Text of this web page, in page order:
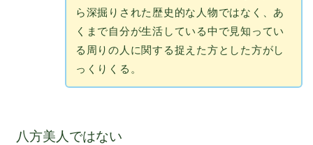
ら深掘りされた歴史的な人物ではなく、あ
くまで自分が生活している中で見知ってい
る周りの人に関する捉えた方とした方がし
っくりくる。
八方美人ではない